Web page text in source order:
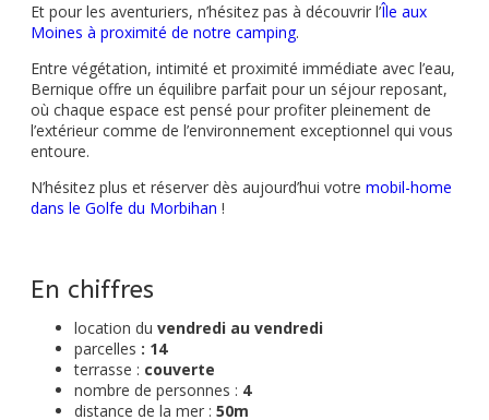
Et pour les aventuriers, n’hésitez pas à découvrir l’Île aux
Moines à proximité de notre camping.
Entre végétation, intimité et proximité immédiate avec l’eau,
Bernique offre un équilibre parfait pour un séjour reposant,
où chaque espace est pensé pour profiter pleinement de
l’extérieur comme de l’environnement exceptionnel qui vous
entoure.
N’hésitez plus et réserver dès aujourd’hui votre mobil-home
dans le Golfe du Morbihan !
En chiffres
location du vendredi au vendredi
parcelles : 14
terrasse : couverte
nombre de personnes : 4
distance de la mer : 50m